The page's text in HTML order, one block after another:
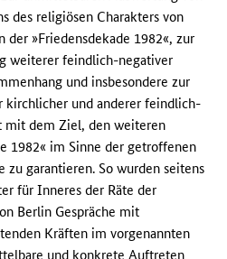
des religiösen Charakters von
der »Friedensdekade 1982«, zur
weiterer feindlich-negativer
und insbesondere zur
kirchlicher und anderer feindlich-
mit dem Ziel, den weiteren
1982« im Sinne der getroffenen
zu garantieren. So wurden seitens
für Inneres der Räte der
Berlin Gespräche mit
Kräften im vorgenannten
und konkrete Auftreten